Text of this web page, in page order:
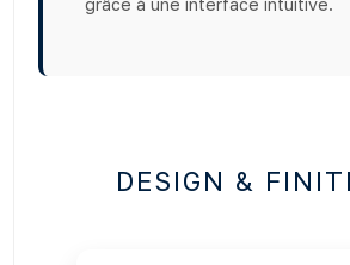
grâce à une interface intuitive.
DESIGN &